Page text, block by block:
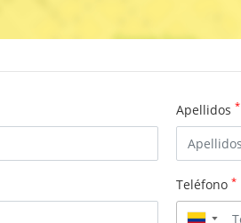
Apellidos *
Teléfono *
▼